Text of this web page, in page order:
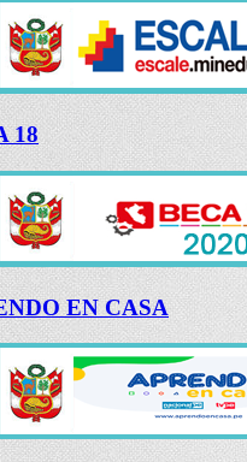
18
EN CASA